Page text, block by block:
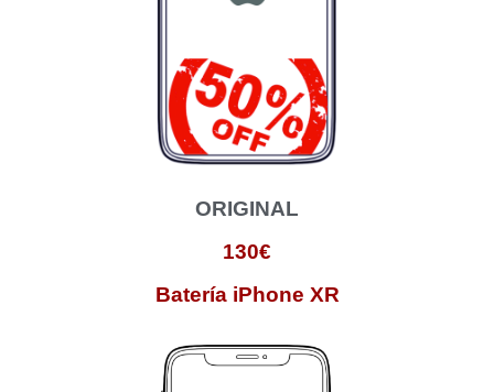
ORIGINAL
130€
Batería iPhone XR